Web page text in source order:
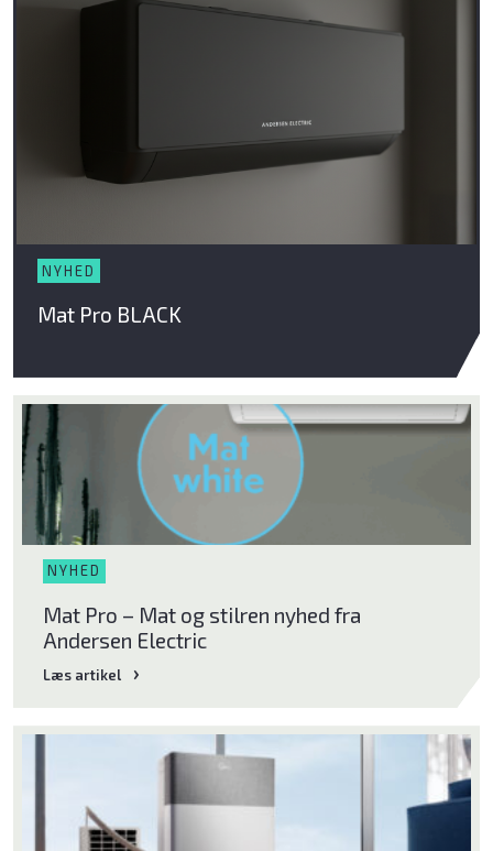
NYHED
Mat Pro BLACK
NYHED
Mat Pro – Mat og stilren nyhed fra
Andersen Electric
Læs artikel